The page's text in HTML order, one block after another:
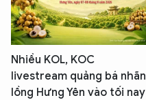
Nhiều KOL, KOC
livestream quảng bá nhãn
lồng Hưng Yên vào tối nay